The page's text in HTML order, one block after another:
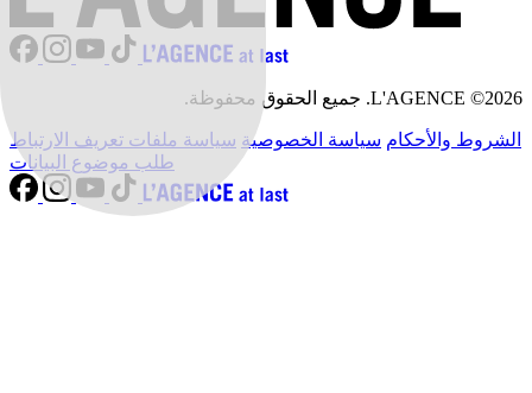
L'AGENCE ©2026. جميع الحقوق محفوظة.
الشروط والأحكام سياسة الخصوصية سياسة ملفات تعريف الارتباط
طلب موضوع البيانات